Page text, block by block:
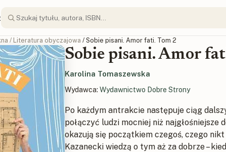
/ Literatura obyczajowa / Sobie pisani. Amor fati. Tom 2
Sobie pisani. Amor
Karolina Tomaszewska
Wydawca: Wydawnictwo Dobre Strony
Po każdym antrakcie następuje ciąg
połączyć ludzi mocniej niż
okazują się początkiem czegoś, czego
Kazanecki wiedzą o tym aż za dobrze –